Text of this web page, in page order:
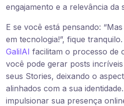
engajamento e a relevância da
E se você está pensando:
em tecnologia!”, fique
GalilAI facilitam o processo de
você pode gerar posts
seus Stories, deixando o
alinhados com a sua
impulsionar sua presença